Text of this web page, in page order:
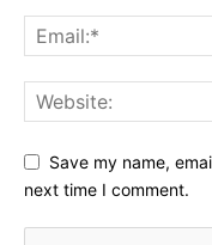
Save my name,
next time I comment.